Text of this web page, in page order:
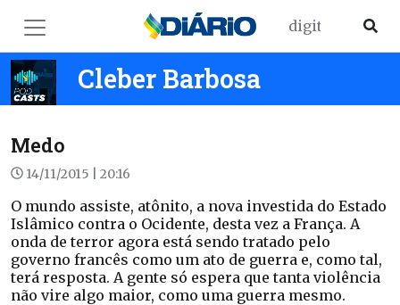
Cleber Barbosa
Medo
14/11/2015 | 20:16
O mundo assiste, atônito, a nova investida do Estado
Islâmico contra o Ocidente, desta vez a França. A
onda de terror agora está sendo tratado pelo
governo francês como um ato de guerra e, como tal,
terá resposta. A gente só espera que tanta violência
não vire algo maior, como uma guerra mesmo.